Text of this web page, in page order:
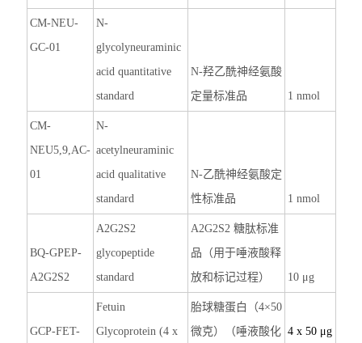
CM-NEU-
GC-01
N-
glycolyneuraminic
acid quantitative
standard
N-羟乙酰神经氨酸
定量标准品
1 nmol
CM-
NEU5,9,AC-
01
N-
acetylneuraminic
acid qualitative
standard
N-乙酰神经氨酸定
性标准品
1 nmol
BQ-GPEP-
A2G2S2
A2G2S2
glycopeptide
standard
A2G2S2 糖肽标准
品（用于唾液酸释
放和标记过程）
10 μg
GCP-FET-
Fetuin
Glycoprotein (4 x
胎球糖蛋白（4×50
微克）（唾液酸化 4 x 50 μg